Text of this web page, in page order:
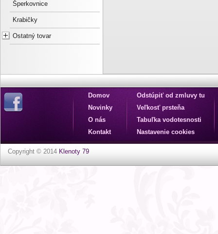
Šperkovnice
Krabičky
Ostatný tovar
Domov
Novinky
O nás
Kontakt
Odstúpiť od zmluvy tu
Veľkosť prsteňa
Tabuľka vodotesnosti
Nastavenie cookies
Copyright © 2014 Klenoty 79